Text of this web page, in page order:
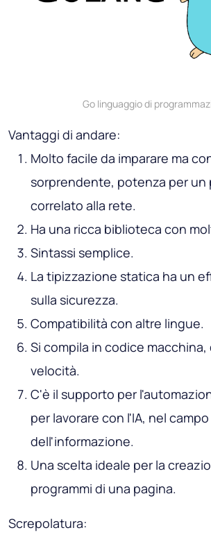
Go linguaggio di
Vantaggi di andare:
Molto facile da imparare ma
sorprendente, potenza per un
correlato alla rete.
Ha una ricca biblioteca con
Sintassi semplice.
La tipizzazione statica ha un
sulla sicurezza.
Compatibilità con altre lingue.
Si compila in codice
velocità.
C'è il supporto per
per lavorare con l'IA, nel
dell'informazione.
Una scelta ideale per la
programmi di una pagina.
Screpolatura: